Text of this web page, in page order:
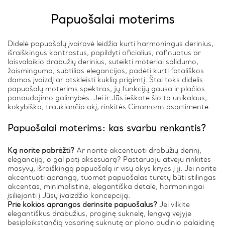
Papuošalai moterims
Didelė papuošalų įvairovė leidžia kurti harmoningus derinius,
išraiškingus kontrastus, papildyti oficialius, rafinuotus ar
laisvalaikio drabužių derinius, suteikti moteriai solidumo,
žaismingumo, subtilios elegancijos, padėti kurti fatališkos
damos įvaizdį ar atskleisti kuklią prigimtį. Štai toks didelis
papuošalų moterims spektras, jų funkcijų gausa ir plačios
panaudojimo galimybės. Jei ir Jūs ieškote šio to unikalaus,
kokybiško, traukiančio akį, rinkitės Cinamonn asortimente.
Papuošalai moterims: kas svarbu renkantis?
Ką norite pabrėžti? Ar norite akcentuoti drabužių derinį,
eleganciją, o gal patį aksesuarą? Pastaruoju atveju rinkitės
masyvų, išraiškingą papuošalą ir visų akys kryps į jį. Jei norite
akcentuoti aprangą, tuomet papuošalas turėtų būti stilingas
akcentas, minimalistinė, elegantiška detalė, harmoningai
įsiliejanti į Jūsų įvaizdžio koncepciją.
Prie kokios aprangos derinsite papuošalus? Jei vilkite
elegantiškus drabužius, proginę suknelę, lengvą vėjyje
besiplaikstančią vasarinę suknutę ar plono audinio palaidinę